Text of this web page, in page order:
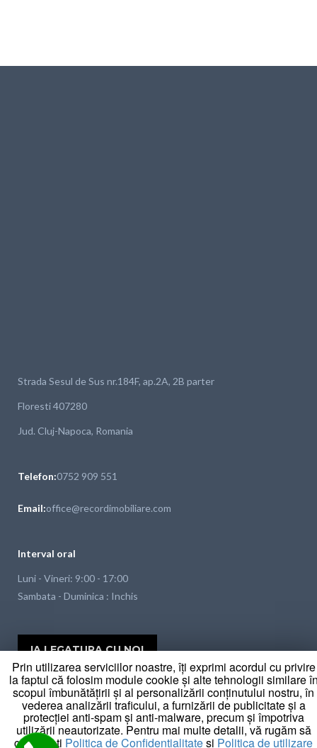
Strada Sesul de Sus nr.184F, ap.2A, 2B parter
Floresti 407280
Jud. Cluj-Napoca, Romania
Telefon:0752 909 551
Email:office@recordimobiliare.com
Interval oral
Luni - Vineri: 9:00 - 17:00
Sambata - Duminica : Inchis
IA LEGATURA CU NOI
Prin utilizarea serviciilor noastre, îți exprimi acordul cu privire
la faptul că folosim module cookie și alte tehnologii similare
scopul îmbunătățirii și al personalizării conținutului nostru, în
vederea analizării traficului, a furnizării de publicitate și a
protecției anti-spam și anti-malware, precum și împotriva
utilizării neautorizate. Pentru mai multe detalii, vă rugăm să
consultați Politica de Confidențialitateși Politica de utilizare